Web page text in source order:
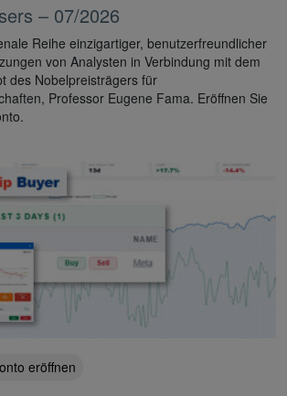
– 07/2026
Reihe einzigartiger, benutzerfreundlicher
von Analysten in Verbindung mit dem
des Nobelpreisträgers für
Professor Eugene Fama. Eröffnen Sie
eröffnen